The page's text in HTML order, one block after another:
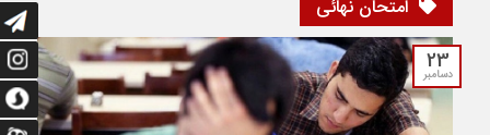
امتحان نهائی
23
دسامبر